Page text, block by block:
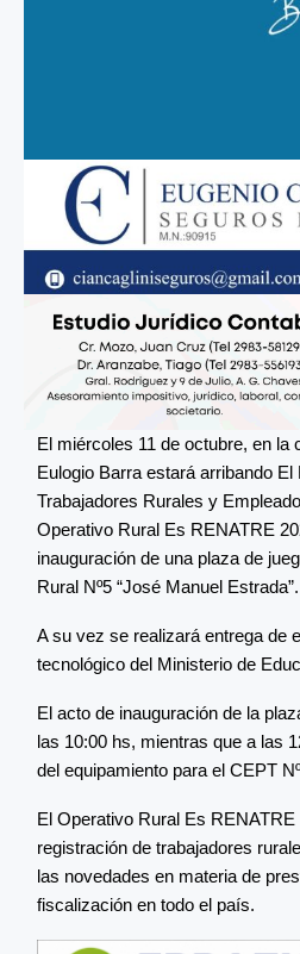
El miércoles 11 de octubre, en la
Eulogio Barra estará arribando
Trabajadores Rurales y
Operativo Rural Es RENATRE
inauguración de una plaza de
Rural Nº5 “José Manuel Estrada”.
A su vez se realizará entrega de
tecnológico del Ministerio de
El acto de inauguración de la
las 10:00 hs, mientras que a las
del equipamiento para el CEPT
El Operativo Rural Es
registración de trabajadores
las novedades en materia de
fiscalización en todo el país.